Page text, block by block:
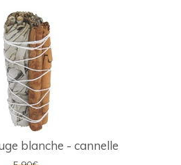
blanche - cannelle